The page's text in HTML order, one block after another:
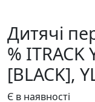
Дитячі
% ITRACK
[BLACK],
Є в наявності